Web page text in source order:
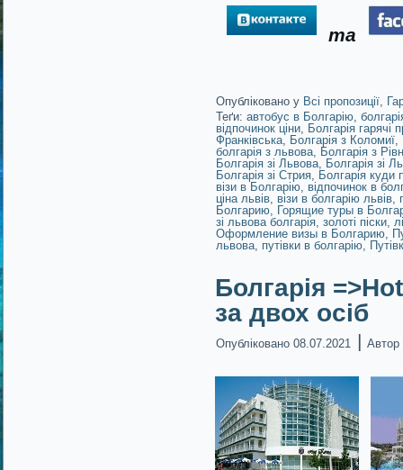
та
Опубліковано у Всі пропозиції
Теґи: автобус в Болгарію
відпочинок ціни Болгарія гарячі
Франківська, Болгарія з Коломиї ,
болгарія з львова Болгарія з
Болгарія зі Львова Болгарія зі
Болгарія зі Стрия Болгарія куди
візи в Болгарію відпочинок в
ціна львів візи в болгарію львів
Болгарию Горящие туры в
зі львова болгарія золоті піски
Оформление визы в Болгарию
львова путівки в болгарію,
Болгарія
за двох осіб
Опубліковано 08.07.2021 | Автор